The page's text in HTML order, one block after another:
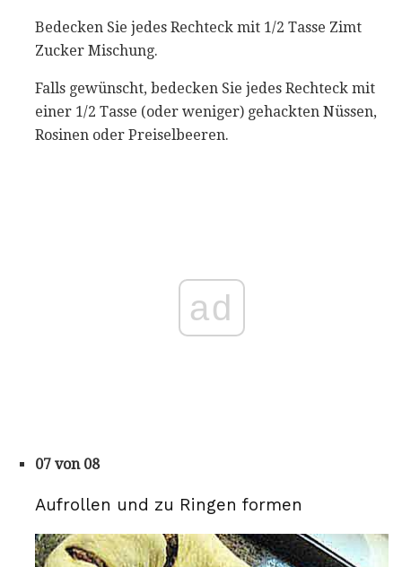
Bedecken Sie jedes Rechteck mit 1/2 Tasse Zimt
Zucker Mischung.
Falls gewünscht, bedecken Sie jedes Rechteck mit
einer 1/2 Tasse (oder weniger) gehackten Nüssen,
Rosinen oder Preiselbeeren.
ad
07 von 08
Aufrollen und zu Ringen formen